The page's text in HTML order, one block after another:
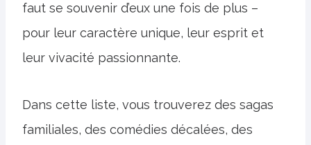
faut se souvenir d’eux une fois de plus –
pour leur caractère unique, leur esprit et
leur vivacité passionnante.
Dans cette liste, vous trouverez des sagas
familiales, des comédies décalées, des